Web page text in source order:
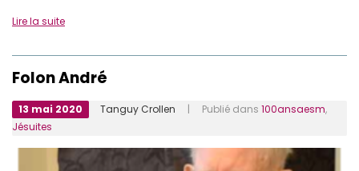
Lire la suite
Folon André
13 mai 2020 Tanguy Crollen | Publié dans 100ansaesm,
Jésuites